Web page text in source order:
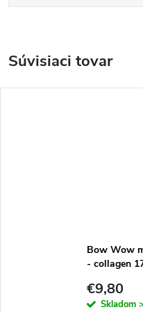
Súvisiaci tovar
Bow Wow
- collagen
€9,80
Skladom